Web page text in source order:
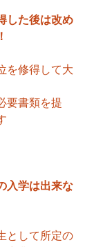
した後は改め
を修得して大
要書類を提
入学は出来な
として所定の